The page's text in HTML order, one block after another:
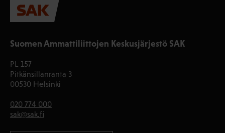
Suomen Ammattiliittojen Keskusjärjestö SAK
PL 157
Pitkänsillanranta 3
00530 Helsinki
020 774 000
sak@sak.fi